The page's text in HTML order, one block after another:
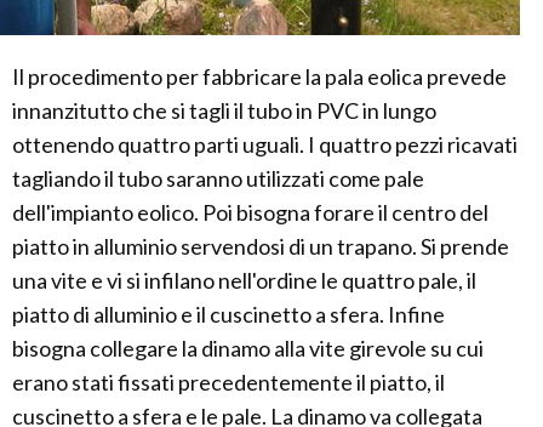
Il procedimento per fabbricare la pala eolica prevede
innanzitutto che si tagli il tubo in PVC in lungo
ottenendo quattro parti uguali. I quattro pezzi ricavati
tagliando il tubo saranno utilizzati come pale
dell'impianto eolico. Poi bisogna forare il centro del
piatto in alluminio servendosi di un trapano. Si prende
una vite e vi si infilano nell'ordine le quattro pale, il
piatto di alluminio e il cuscinetto a sfera. Infine
bisogna collegare la dinamo alla vite girevole su cui
erano stati fissati precedentemente il piatto, il
cuscinetto a sfera e le pale. La dinamo va collegata